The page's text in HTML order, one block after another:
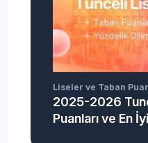
Liseler ve Taban
2025-2026
Puanları ve En